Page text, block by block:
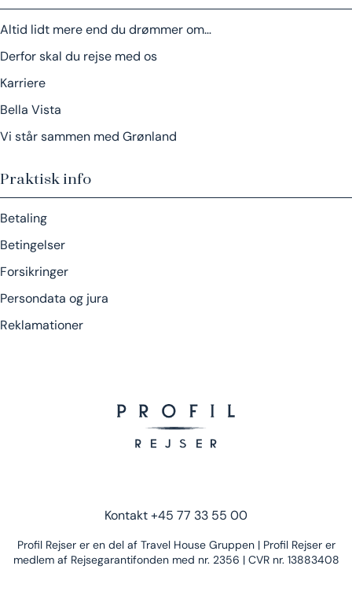
Altid lidt mere end du drømmer om…
Derfor skal du rejse med os
Karriere
Bella Vista
Vi står sammen med Grønland
Praktisk info
Betaling
Betingelser
Forsikringer
Persondata og jura
Reklamationer
Kontakt+45 77 33 55 00
Profil Rejser er en del af Travel House Gruppen | Profil Rejser er
medlem af Rejsegarantifonden med nr. 2356 | CVR nr. 13883408